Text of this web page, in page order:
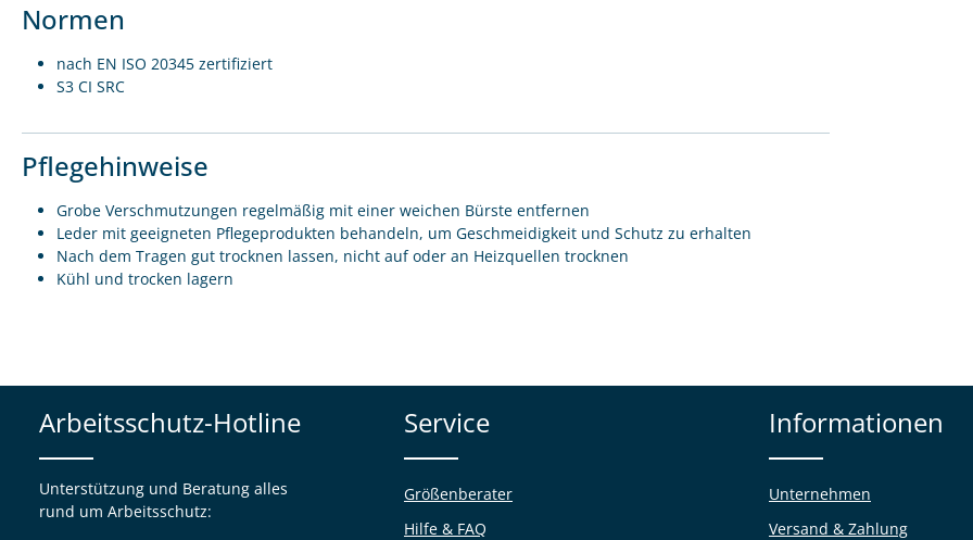
Normen
nach EN ISO 20345 zertifiziert
S3 CI SRC
Pflegehinweise
Grobe Verschmutzungen regelmäßig mit einer weichen Bürste entfernen
Leder mit geeigneten Pflegeprodukten behandeln, um Geschmeidigkeit und Schutz zu erhalten
Nach dem Tragen gut trocknen lassen, nicht auf oder an Heizquellen trocknen
Kühl und trocken lagern
Arbeitsschutz-Hotline
Unterstützung und Beratung alles
rund um Arbeitsschutz:
Service
Größenberater
Hilfe & FAQ
Informationen
Unternehmen
Versand & Zahlung